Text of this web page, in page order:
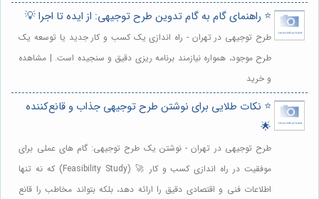
⭐️ راهنمای گام به گام تدوین طرح توجیهی: از ایده تا اجرا 💡
طرح توجیهی در تهران - راه اندازی یک کسب و کار جدید یا توسعه یک
طرح موجود، همواره نیازمند برنامه ریزی دقیق و سنجیده است. | مشاهده
و خرید
⭐️ نکات طلایی برای نوشتن طرح توجیهی جذاب و قانع‌کننده
🌟
طرح توجیهی در تهران - نوشتن یک طرح توجیهی: گام های عملی برای
موفقیت در راه اندازی کسب و کار 🚀 (Feasibility Study) که نه تنها
اطلاعات فنی و اقتصادی دقیق را ارائه دهد، بلکه بتواند مخاطب را قانع